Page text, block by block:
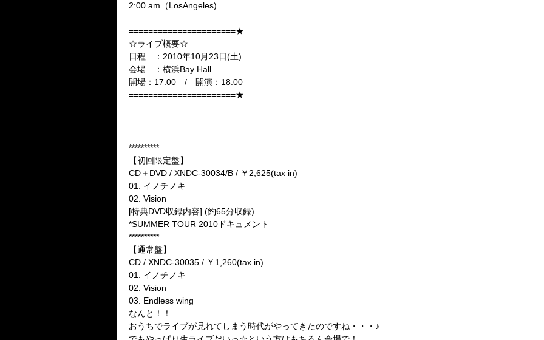
2:00 am（LosAngeles)
======================★
☆ライブ概要☆
日程 ：2010年10月23日(土)
会場 ：横浜Bay Hall
開場：17:00 / 開演：18:00
======================★
**********
【初回限定盤】
CD＋DVD / XNDC-30034/B / ￥2,625(tax in)
01. イノチノキ
02. Vision
[特典DVD収録内容] (約65分収録)
*SUMMER TOUR 2010ドキュメント
**********
【通常盤】
CD / XNDC-30035 / ￥1,260(tax in)
01. イノチノキ
02. Vision
03. Endless wing
なんと！！
おうちでライブが見れてしまう時代がやってきたのですね・・・♪